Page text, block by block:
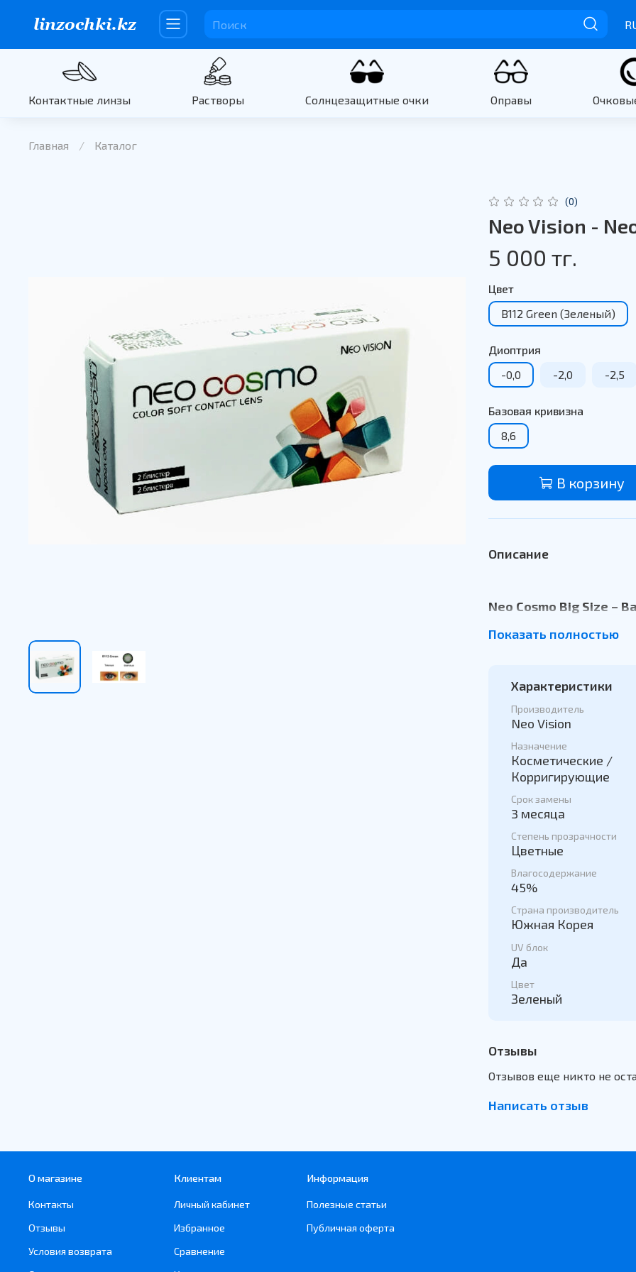
Контактные линзы Растворы Солнцезащитные очки Оправы
Главная Каталог
(0)
Neo Vision -
5 000 тг.
Цвет
B112 Green (Зеленый)
Диоптрия
-0,0
-2,0 -2,5
Базовая кривизна
8,6
В корзину
Описание
Neo Cosmo Big Size –
45% и кривизне 8,6, Вы
Производитель:
Линзы носятся днем,
Цветные контактные
и безопасно! Яркие
загадочности взгляду
Комфортное ношение
каждой паре линз!
Показать полностью
Характеристики
Производитель
Neo Vision
Назначение
Косметические /
Корригирующие
Срок замены
3 месяца
Степень прозрачности
Цветные
Влагосодержание
45%
Страна производитель
Южная Корея
UV блок
Да
Цвет
Зеленый
Отзывы
Отзывов еще никто не
Написать отзыв
О магазине
Контакты
Отзывы
Условия возврата
Клиентам
Личный кабинет
Избранное
Сравнение
Информация
Полезные статьи
Публичная оферта